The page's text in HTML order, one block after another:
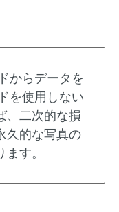
からデータを
を使用しない
、二次的な損
久的な写真の
す。